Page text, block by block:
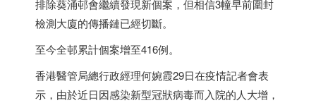
排除葵涌邨會繼續發現新個案，但相信3幢早前圍封
檢測大廈的傳播鏈已經切斷。
至今全邨累計個案增至416例。
香港醫管局總行政經理何婉霞29日在疫情記者會表
示，由於近日因感染新型冠狀病毒而入院的人大增，